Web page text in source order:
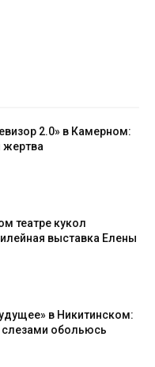
2.0» в Камерном:
жертва
театре кукол
выставка Елены
в Никитинском:
обольюсь